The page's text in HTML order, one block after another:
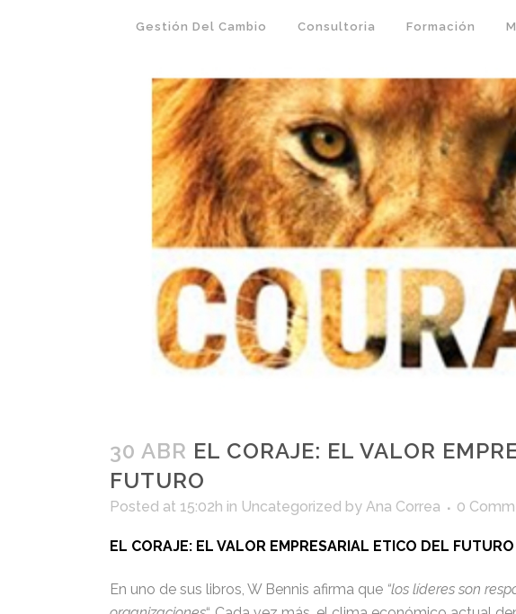
Gestión Del Cambio Consultoria Formación
30 ABR EL CORAJE: EL VALOR
FUTURO
Posted at 15:02h in Uncategorized by Ana Correa 0
EL CORAJE: EL VALOR EMPRESARIAL ETICO DEL FUTURO
En uno de sus libros, W Bennis afirma que “los líderes son